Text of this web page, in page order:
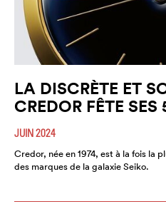
LA DISCRÈTE ET
CREDOR FÊTE
JUIN 2024
Credor, née en 1974, est à la fois la
des marques de la galaxie Seiko.